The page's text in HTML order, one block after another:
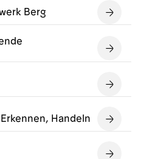
Berg
Handeln